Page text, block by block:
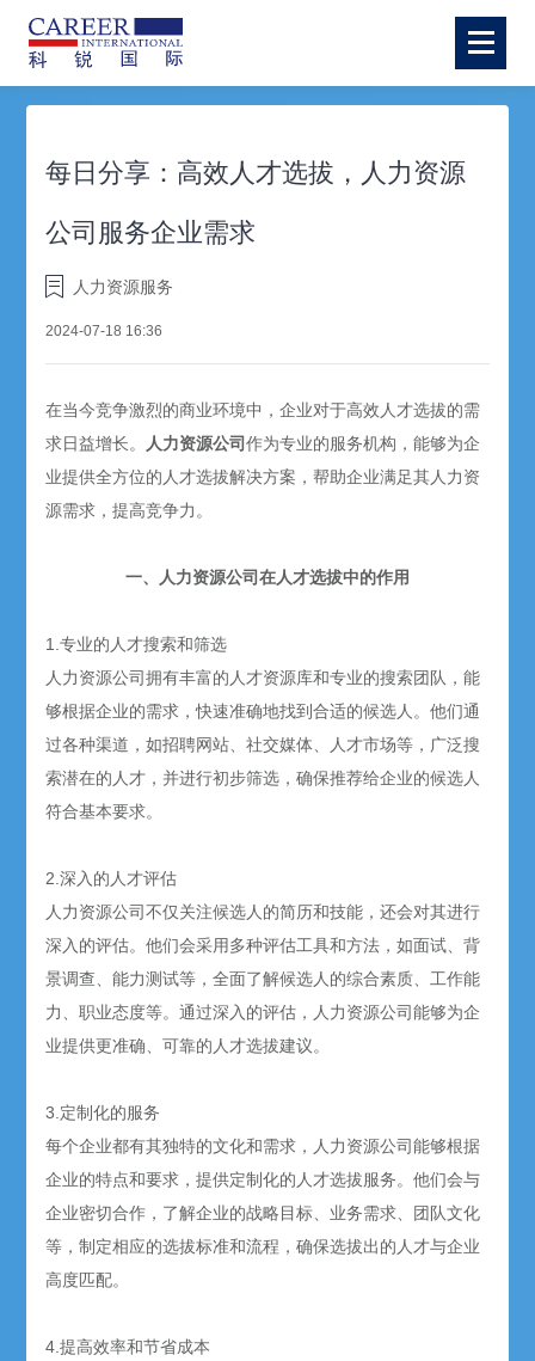
每日分享：高效人才选拔，人力资源
公司服务企业需求
人力资源服务
2024-07-18 16:36
在当今竞争激烈的商业环境中，企业对于高效人才选拔的需
求日益增长。 人力资源公司作为专业的服务机构，能够为企
业提供全方位的人才选拔解决方案，帮助企业满足其人力资
源需求，提高竞争力。
一、人力资源公司在人才选拔中的作用
1.专业的人才搜索和筛选
人力资源公司拥有丰富的人才资源库和专业的搜索团队，能
够根据企业的需求，快速准确地找到合适的候选人。他们通
过各种渠道，如招聘网站、社交媒体、人才市场等，广泛搜
索潜在的人才，并进行初步筛选，确保推荐给企业的候选人
符合基本要求。
2.深入的人才评估
人力资源公司不仅关注候选人的简历和技能，还会对其进行
深入的评估。他们会采用多种评估工具和方法，如面试、背
景调查、能力测试等，全面了解候选人的综合素质、工作能
力、职业态度等。通过深入的评估，人力资源公司能够为企
业提供更准确、可靠的人才选拔建议。
3.定制化的服务
每个企业都有其独特的文化和需求，人力资源公司能够根据
企业的特点和要求，提供定制化的人才选拔服务。他们会与
企业密切合作，了解企业的战略目标、业务需求、团队文化
等，制定相应的选拔标准和流程，确保选拔出的人才与企业
高度匹配。
4.提高效率和节省成本